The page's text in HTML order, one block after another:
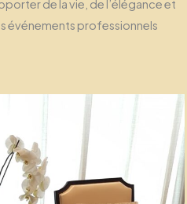
de la vie, de l’élégance et
événements professionnels